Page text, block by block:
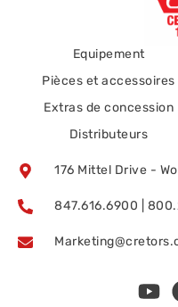
Equipement
Pièces et accessoires
Extras de concession
Distributeurs
176 Mittel Drive -
847.616.6900 |